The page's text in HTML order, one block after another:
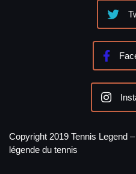
Copyright 2019 Tennis Legend
légende du tennis